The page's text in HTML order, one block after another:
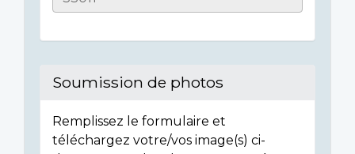
Soumission de photos
Remplissez le formulaire et
téléchargez votre/vos image(s) ci-